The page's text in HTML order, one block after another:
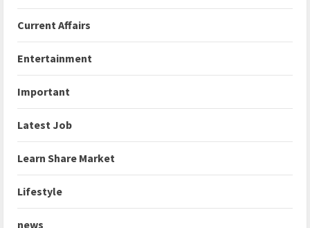
Current Affairs
Entertainment
Important
Latest Job
Learn Share Market
Lifestyle
news